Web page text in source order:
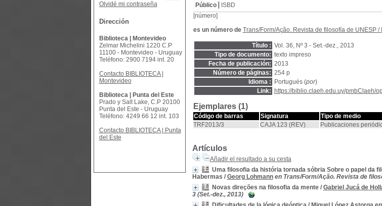
Público
ISBD
[número]
es un número de Trans/Form/Ação. Revista de filosofía de UNESP/
Título : Vol. 36, Nº 3 - Set.-dez., 2013
Tipo de documento: texto impreso
Fecha de publicación: 2013
Número de páginas: 254 p
Idioma :
Portugués (por)
Link:
https://biblio.claeh.edu.uy/pmbClaeh/
Ejemplares (1)
Código de barras Signatura Tipo de medio
TRF2013/3
CAJA 123 (REV) Publicaciones
Artículos
Añadir el resultado a su cesta
Uma filosofia da história tornada sóbria Sobre o papel da
Habermas / Georg Lohmann en Trans/Form/Ação. Revista de
Novas direções na filosofia da mente/ Gabriel Jucá de
3 (Set.-dez., 2013)
Olvidé mi contraseña
Dirección
Biblioteca | Montevideo
Zelmar Michelini 1220 C.P
11100 - Montevideo - Uruguay
Teléfono: 2900 7194 int. 20
Contacto BIBLIOTECA |
Montevideo
Biblioteca | Punta del Este
Prado y Salt Lake, C.P 20100
Punta del Este - Uruguay
Teléfono: 4249 66 12 int. 103
Contacto BIBLIOTECA | Punta
del Este